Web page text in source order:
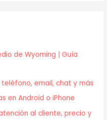
de Wyoming | Guía
email, chat y más
en Android o iPhone
al cliente, precio y